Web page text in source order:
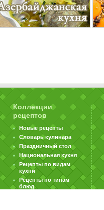
Коллекции
рецептов
Новые рецепты
Словарь кулинара
Праздничный стол
Национальная кухня
Рецепты по видам
кухни
Рецепты по типам
блюд